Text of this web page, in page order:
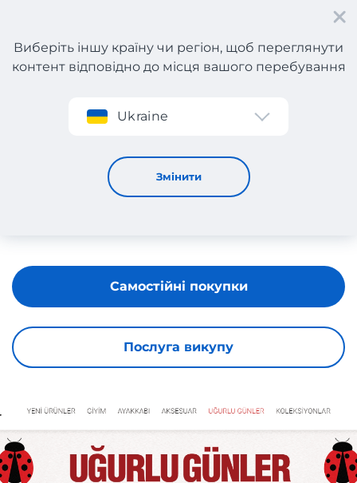
Реєстрація
Виберіть іншу країну чи регіон, щоб переглянути
контент відповідно до місця вашого перебування
Ukraine
Змінити
IPEKYOL
Послуга викупу
Самостійні покупки